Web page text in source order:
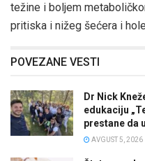
težine i boljem
pritiska i nižeg šećera i
POVEZANE VESTI
Dr Nick
edukaciju
prestane da
AVGUST 5, 2026